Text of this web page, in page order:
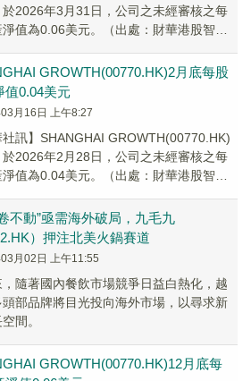
2026年3月31日，公司之未經審核之每
淨值為0.06美元。（出處：財華港股智能
GROWTH(00770.HK)2月底每股
值0.04美元
月16日 上午8:27
社訊】SHANGHAI GROWTH(00770.HK)
2026年2月28日，公司之未經審核之每
淨值為0.04美元。（出處：財華港股智能
不動”亟需海外破局，九毛九
）押注北美火鍋賽道
月02日 上午11:55
隨著國內餐飲市場競爭日益白熱化，越
頭部品牌將目光投向海外市場，以尋求新
間。
GROWTH(00770.HK)12月底每